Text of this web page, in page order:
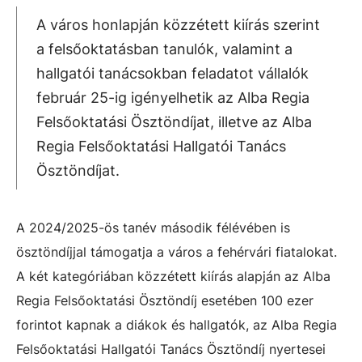
A város honlapján közzétett kiírás szerint
a felsőoktatásban tanulók, valamint a
hallgatói tanácsokban feladatot vállalók
február 25-ig igényelhetik az Alba Regia
Felsőoktatási Ösztöndíjat, illetve az Alba
Regia Felsőoktatási Hallgatói Tanács
Ösztöndíjat.
A 2024/2025-ös tanév második félévében is
ösztöndíjjal támogatja a város a fehérvári fiatalokat.
A két kategóriában közzétett kiírás alapján az Alba
Regia Felsőoktatási Ösztöndíj esetében 100 ezer
forintot kapnak a diákok és hallgatók, az Alba Regia
Felsőoktatási Hallgatói Tanács Ösztöndíj nyertesei